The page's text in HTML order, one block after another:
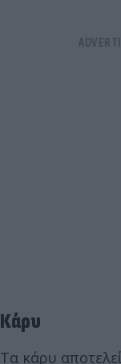
Κάρυ
Τα κάρυ